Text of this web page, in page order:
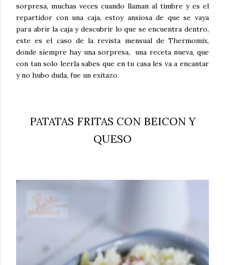
sorpresa, muchas veces cuando llaman al timbre y es el
repartidor con una caja, estoy ansiosa de que se vaya
para abrir la caja y descubrir lo que se encuentra dentro,
este es el caso de la revista mensual de Thermomix,
donde siempre hay una sorpresa, una receta nueva, que
con tan solo leerla sabes que en tu casa les va a encantar
y no hubo duda, fue un exitazo.
PATATAS FRITAS CON BEICON Y
QUESO